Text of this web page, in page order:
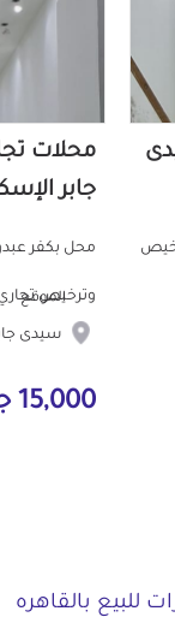
جابر
محل بكفر
وترخيصالموقع
سيدى
15,000 جنيه / شهرياً
للبيع بالقاهره